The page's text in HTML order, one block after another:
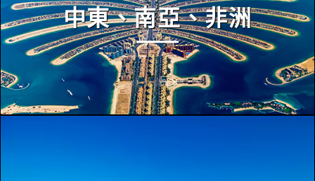
中東、南亞、非洲